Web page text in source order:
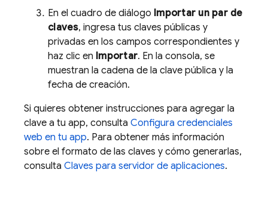
En el cuadro de diálogo Importar un par de
claves, ingresa tus claves públicas y
privadas en los campos correspondientes y
haz clic en Importar. En la consola, se
muestran la cadena de la clave pública y la
fecha de creación.
Si quieres obtener instrucciones para agregar la
clave a tu app, consulta Configura credenciales
web en tu app. Para obtener más información
sobre el formato de las claves y cómo generarlas,
consulta Claves para servidor de aplicaciones.